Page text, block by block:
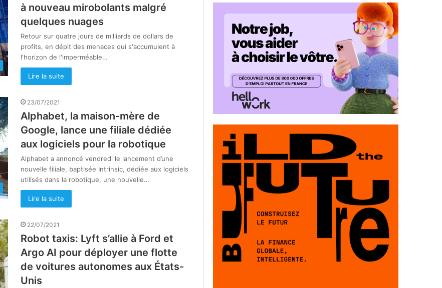
à nouveau mirobolants malgré
quelques nuages
Retour sur quatre jours de milliards de dollars de
profits, en dépit des menaces qui s'accumulent à
l'horizon de l'imperméable…
Lire la suite
23/07/2021
Alphabet, la maison-mère de
Google, lance une filiale dédiée
aux logiciels pour la robotique
Alphabet a annoncé vendredi le lancement d’une
nouvelle filiale, baptisée Intrinsic, dédiée aux logiciels
utilisés dans la robotique, une nouvelle…
Lire la suite
22/07/2021
Robot taxis: Lyft s’allie à Ford et
Argo AI pour déployer une flotte
de voitures autonomes aux États-
Unis